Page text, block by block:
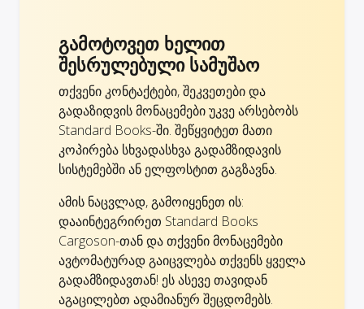
გამოტოვეთ ხელით
შესრულებული სამუშაო
თქვენი კონტაქტები, შეკვეთები და
გადაზიდვის მონაცემები უკვე არსებობს
Standard Books-ში. შეწყვიტეთ მათი
კოპირება სხვადასხვა გადამზიდავის
სისტემებში ან ელფოსტით გაგზავნა.
ამის ნაცვლად, გამოიყენეთ ის:
დააინტეგრირეთ Standard Books
Cargoson-თან და თქვენი მონაცემები
ავტომატურად გაიცვლება თქვენს ყველა
გადამზიდავთან! ეს ასევე თავიდან
აგაცილებთ ადამიანურ შეცდომებს.